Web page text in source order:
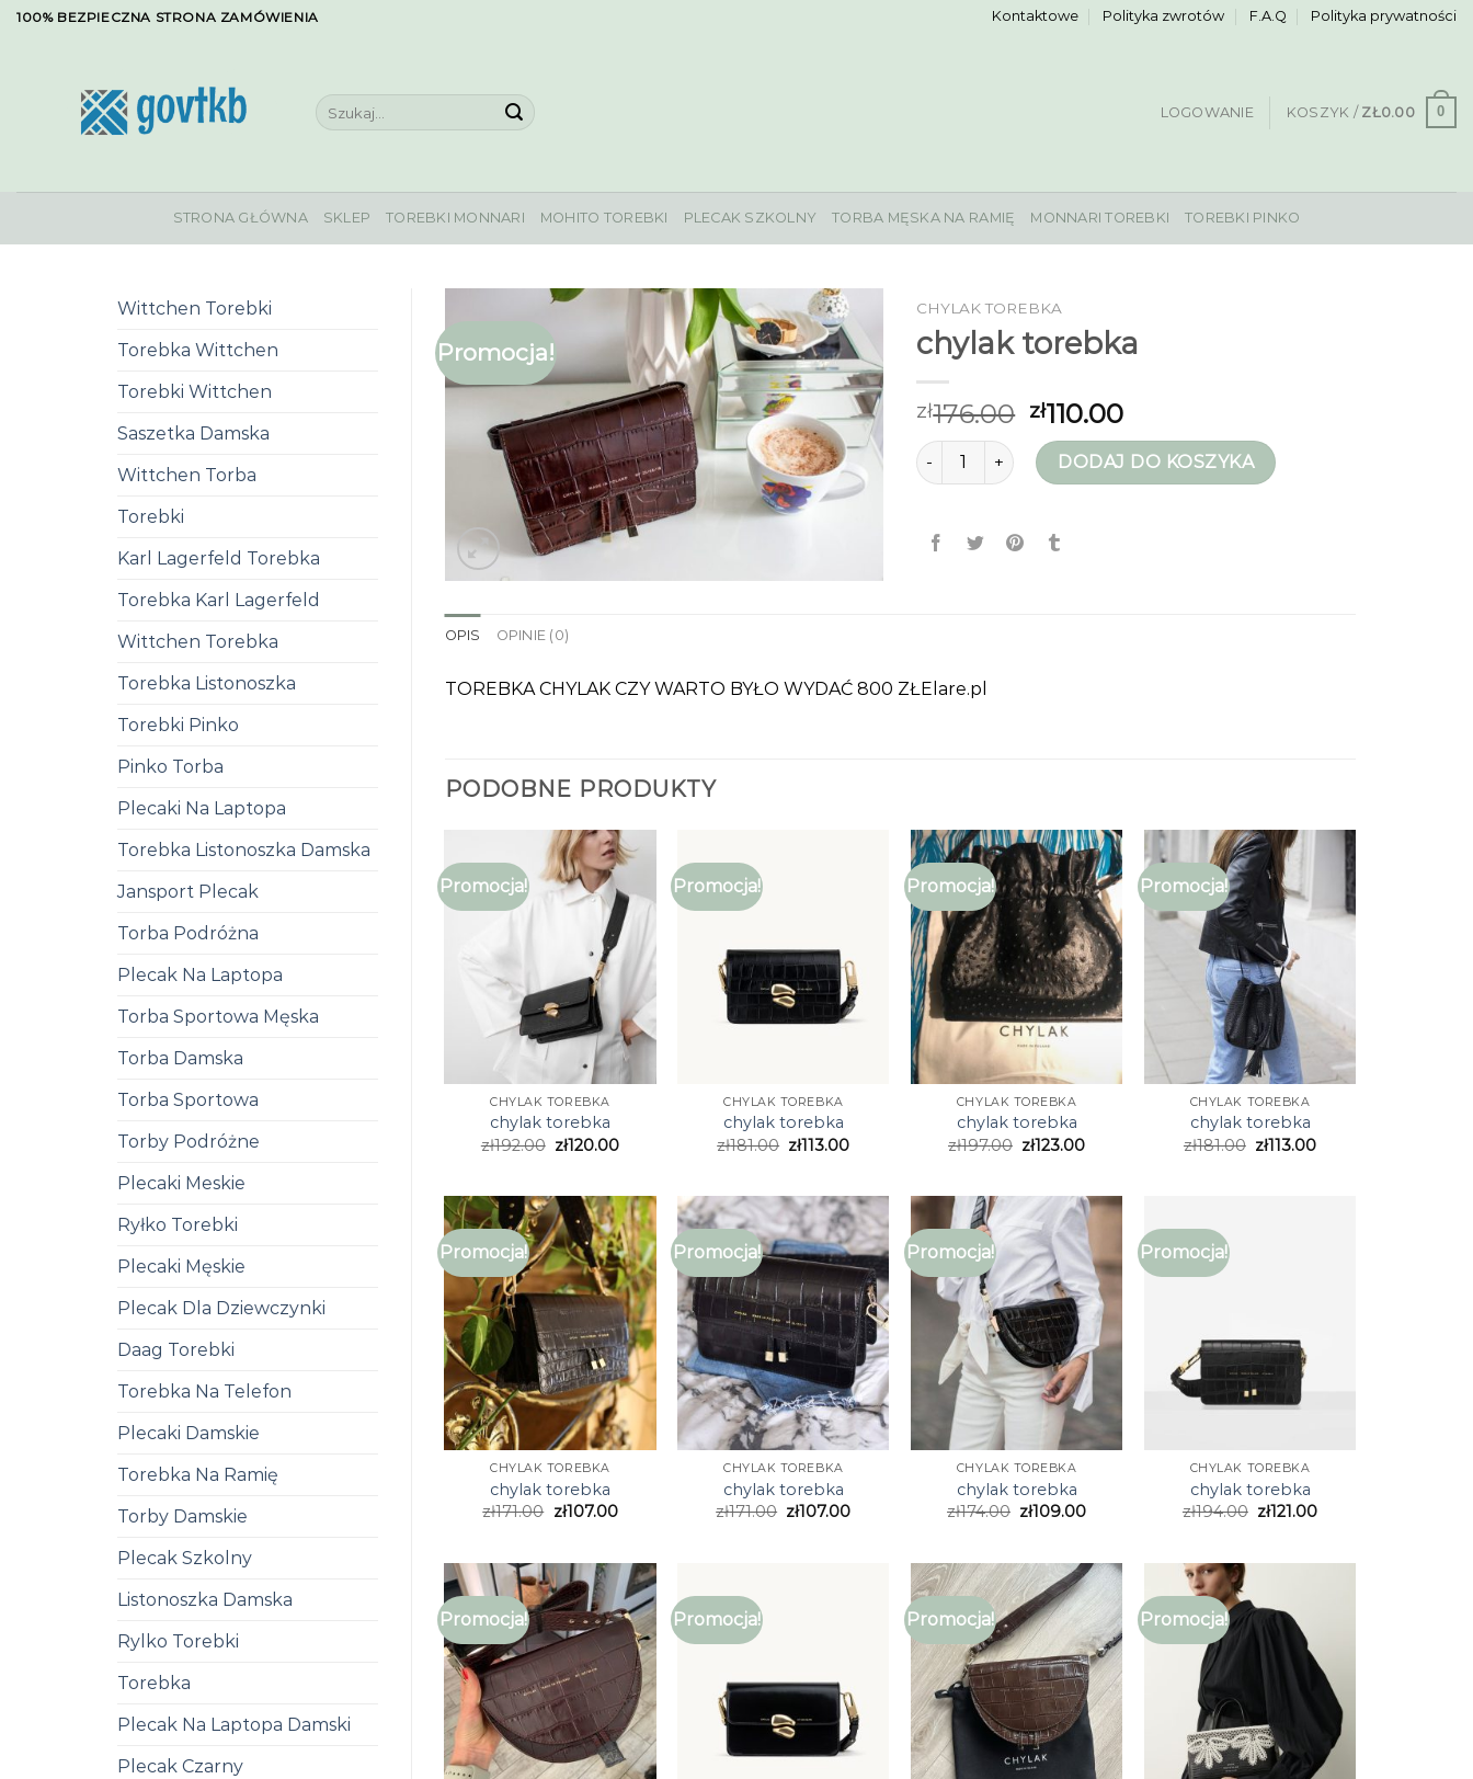
Skip100% BEZPIECZNA STRONA ZAMÓWIENIA Kontaktowe Polityka zwrotów F.A.Q Polityka prywatności
Szukaj:
LOGOWANIE KOSZYK / ZŁ0.00 0
STRONA GŁÓWNA SKLEP TOREBKI MONNARI MOHITO TOREBKI PLECAK SZKOLNY TORBA MĘSKA NA RAMIĘ MONNARI TOREBKI TOREBKI PINKO
Wittchen Torebki
Torebka Wittchen
Torebki Wittchen
Saszetka Damska
Wittchen Torba
Torebki
Karl Lagerfeld Torebka
Torebka Karl Lagerfeld
Wittchen Torebka
Torebka Listonoszka
Torebki Pinko
Pinko Torba
Plecaki Na Laptopa
Torebka Listonoszka Damska
Jansport Plecak
Torba Podróżna
Plecak Na Laptopa
Torba Sportowa Męska
Torba Damska
Torba Sportowa
Torby Podróżne
Plecaki Meskie
Ryłko Torebki
Plecaki Męskie
Plecak Dla Dziewczynki
Daag Torebki
Torebka Na Telefon
Plecaki Damskie
Torebka Na Ramię
Torby Damskie
Plecak Szkolny
Listonoszka Damska
Rylko Torebki
Torebka
Plecak Na Laptopa Damski
Plecak Czarny
Promocja!
CHYLAK TOREBKA
chylak torebka
zł176.00 zł110.00
ilość chylak torebkaDODAJ DO KOSZYKA
OPIS OPINIE (0)
TOREBKA CHYLAK CZY WARTO BYŁO WYDAĆ 800 ZŁElare.pl
PODOBNE PRODUKTY
Promocja!
CHYLAK TOREBKA
chylak torebka
zł192.00 zł120.00
Promocja!
CHYLAK TOREBKA
chylak torebka
zł181.00 zł113.00
Promocja!
CHYLAK TOREBKA
chylak torebka
zł197.00 zł123.00
Promocja!
CHYLAK TOREBKA
chylak torebka
zł181.00 zł113.00
Promocja!
CHYLAK TOREBKA
chylak torebka
zł171.00 zł107.00
Promocja!
CHYLAK TOREBKA
chylak torebka
zł171.00 zł107.00
Promocja!
CHYLAK TOREBKA
chylak torebka
zł174.00 zł109.00
Promocja!
CHYLAK TOREBKA
chylak torebka
zł194.00 zł121.00
Promocja! Promocja! Promocja! Promocja!